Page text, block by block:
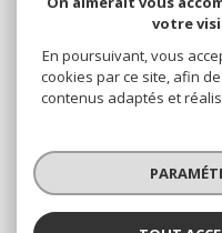
© 2026 |
Nos honoraires
votre
En poursuivant, vous
cookies par ce site, afin
contenus adaptés et